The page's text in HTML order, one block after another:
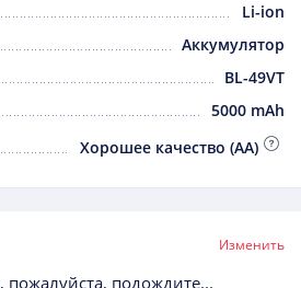
Li-ion
Аккумулятор
BL-49VT
5000 mAh
Хорошее качество (AA)
Изменить
пожалуйста, подождите...